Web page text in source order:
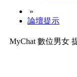
»
論壇提示
MyChat 數位男女